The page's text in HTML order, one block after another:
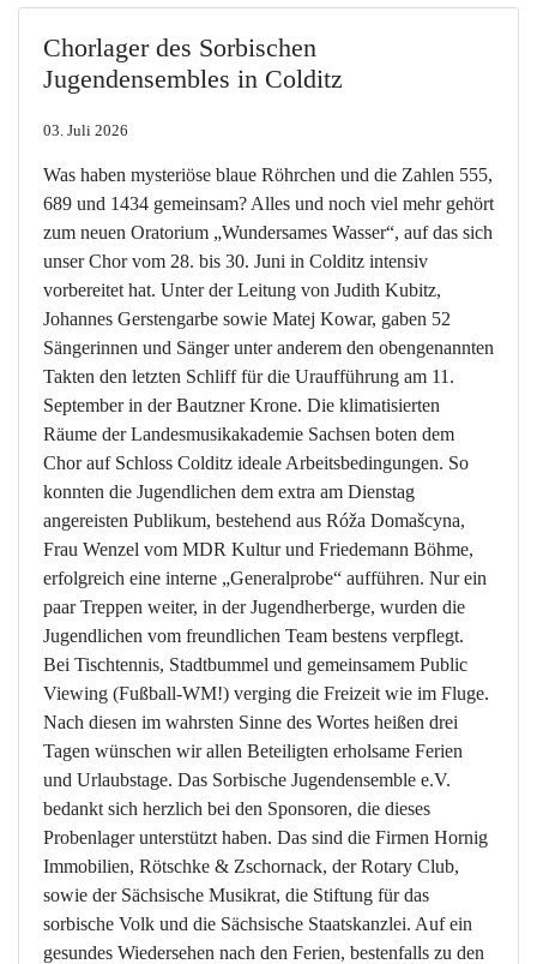
Chorlager des Sorbischen
Jugendensembles in Colditz
03. Juli 2026
Was haben mysteriöse blaue Röhrchen und die Zahlen 555,
689 und 1434 gemeinsam? Alles und noch viel mehr gehört
zum neuen Oratorium „Wundersames Wasser“, auf das sich
unser Chor vom 28. bis 30. Juni in Colditz intensiv
vorbereitet hat. Unter der Leitung von Judith Kubitz,
Johannes Gerstengarbe sowie Matej Kowar, gaben 52
Sängerinnen und Sänger unter anderem den obengenannten
Takten den letzten Schliff für die Uraufführung am 11.
September in der Bautzner Krone. Die klimatisierten
Räume der Landesmusikakademie Sachsen boten dem
Chor auf Schloss Colditz ideale Arbeitsbedingungen. So
konnten die Jugendlichen dem extra am Dienstag
angereisten Publikum, bestehend aus Róža Domašcyna,
Frau Wenzel vom MDR Kultur und Friedemann Böhme,
erfolgreich eine interne „Generalprobe“ aufführen. Nur ein
paar Treppen weiter, in der Jugendherberge, wurden die
Jugendlichen vom freundlichen Team bestens verpflegt.
Bei Tischtennis, Stadtbummel und gemeinsamem Public
Viewing (Fußball-WM!) verging die Freizeit wie im Fluge.
Nach diesen im wahrsten Sinne des Wortes heißen drei
Tagen wünschen wir allen Beteiligten erholsame Ferien
und Urlaubstage. Das Sorbische Jugendensemble e.V.
bedankt sich herzlich bei den Sponsoren, die dieses
Probenlager unterstützt haben. Das sind die Firmen Hornig
Immobilien, Rötschke & Zschornack, der Rotary Club,
sowie der Sächsische Musikrat, die Stiftung für das
sorbische Volk und die Sächsische Staatskanzlei. Auf ein
gesundes Wiedersehen nach den Ferien, bestenfalls zu den